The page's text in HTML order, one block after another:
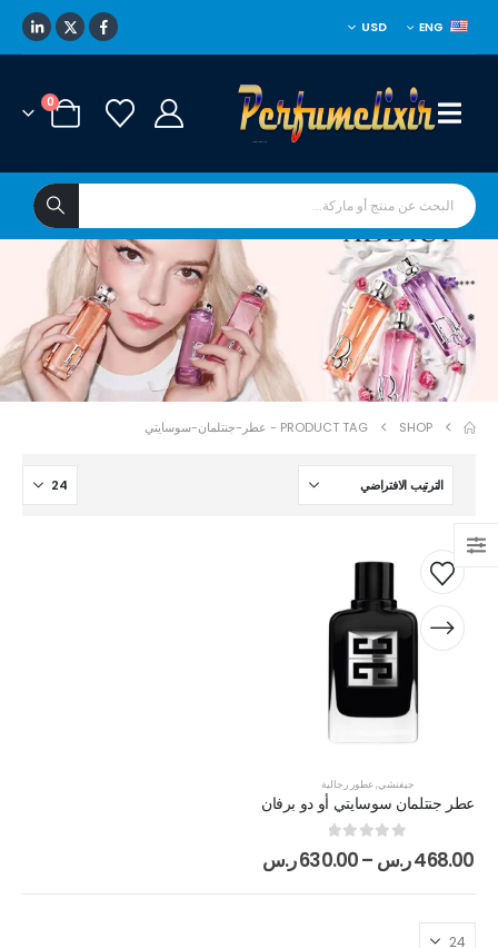
ENG
USD
0
****
*
SHOP
PRODUCT TAG - عطر-جنتلمان-سوسايتي
جيفنشي,عطور رجالية
عطر جنتلمان سوسايتي أو دو برفان
468.00ر.س –
630.00ر.س